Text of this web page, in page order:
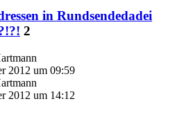
in Rundsendedadei
2
2012 um 09:59
2012 um 14:12